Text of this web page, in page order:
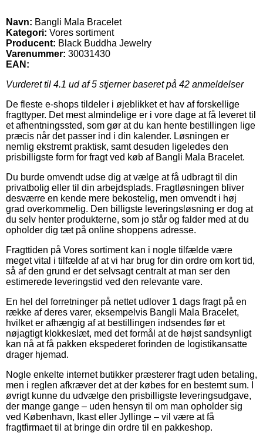
Navn: Bangli Mala Bracelet
Kategori: Vores sortiment
Producent: Black Buddha Jewelry
Varenummer: 30031430
EAN:
Vurderet til 4.1 ud af 5 stjerner baseret på 42 anmeldelser
De fleste e-shops tildeler i øjeblikket et hav af forskellige
fragttyper. Det mest almindelige er i vore dage at få leveret til
et afhentningssted, som gør at du kan hente bestillingen lige
præcis når det passer ind i din kalender. Løsningen er
nemlig ekstremt praktisk, samt desuden ligeledes den
prisbilligste form for fragt ved køb af Bangli Mala Bracelet.
Du burde omvendt udse dig at vælge at få udbragt til din
privatbolig eller til din arbejdsplads. Fragtløsningen bliver
desværre en kende mere bekostelig, men omvendt i høj
grad overkommelig. Den billigste leveringsløsning er dog at
du selv henter produkterne, som jo står og falder med at du
opholder dig tæt på online shoppens adresse.
Fragttiden på Vores sortiment kan i nogle tilfælde være
meget vital i tilfælde af at vi har brug for din ordre om kort tid,
så af den grund er det selvsagt centralt at man ser den
estimerede leveringstid ved den relevante vare.
En hel del forretninger på nettet udlover 1 dags fragt på en
række af deres varer, eksempelvis Bangli Mala Bracelet,
hvilket er afhængig af at bestillingen indsendes før et
nøjagtigt klokkeslæt, med det formål at de højst sandsynligt
kan nå at få pakken ekspederet forinden de logistikansatte
drager hjemad.
Nogle enkelte internet butikker præsterer fragt uden betaling,
men i reglen afkræver det at der købes for en bestemt sum. I
øvrigt kunne du udvælge den prisbilligste leveringsudgave,
der mange gange – uden hensyn til om man opholder sig
ved København, Ikast eller Jyllinge – vil være at få
fragtfirmaet til at bringe din ordre til en pakkeshop.